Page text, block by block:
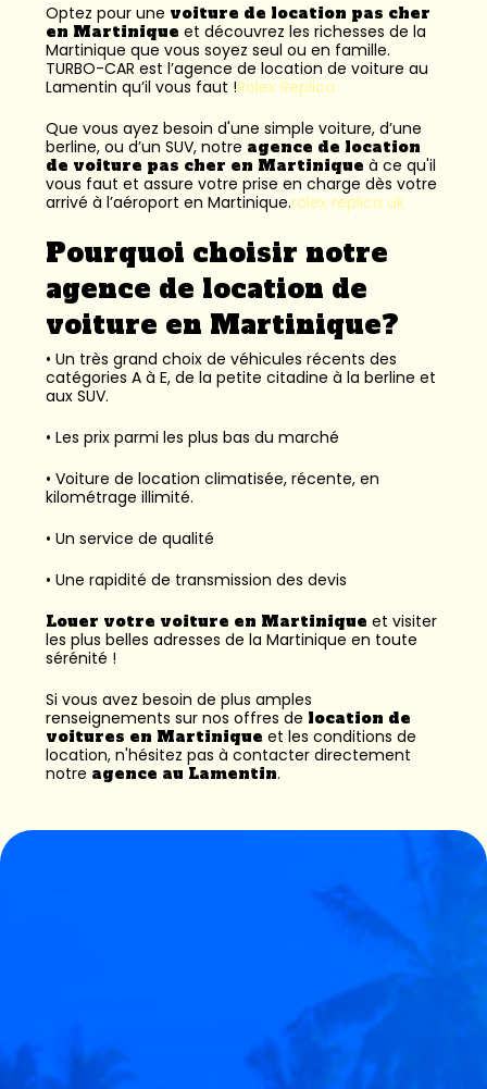
Optez pour une voiture de location pas cher
en Martinique et découvrez les richesses de la
Martinique que vous soyez seul ou en famille.
TURBO-CAR est l’agence de location de voiture au
Lamentin qu’il vous faut !Rolex Replica
Que vous ayez besoin d'une simple voiture, d’une
berline, ou d’un SUV, notre agence de location
de voiture pas cher en Martinique à ce qu'il
vous faut et assure votre prise en charge dès votre
arrivé à l’aéroport en Martinique.rolex replica uk
Pourquoi choisir notre
agence de location de
voiture en Martinique?
• Un très grand choix de véhicules récents des
catégories A à E, de la petite citadine à la berline et
aux SUV.
• Les prix parmi les plus bas du marché
• Voiture de location climatisée, récente, en
kilométrage illimité.
• Un service de qualité
• Une rapidité de transmission des devis
Louer votre voiture en Martinique et visiter
les plus belles adresses de la Martinique en toute
sérénité !
Si vous avez besoin de plus amples
renseignements sur nos offres de location de
voitures en Martinique et les conditions de
location, n'hésitez pas à contacter directement
notre agence au Lamentin.